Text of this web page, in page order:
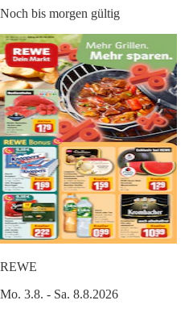
Noch bis morgen gültig
REWE
Mo. 3.8. - Sa. 8.8.2026